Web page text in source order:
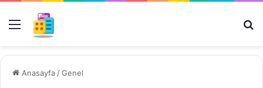
Menü
Anasayfa /Genel